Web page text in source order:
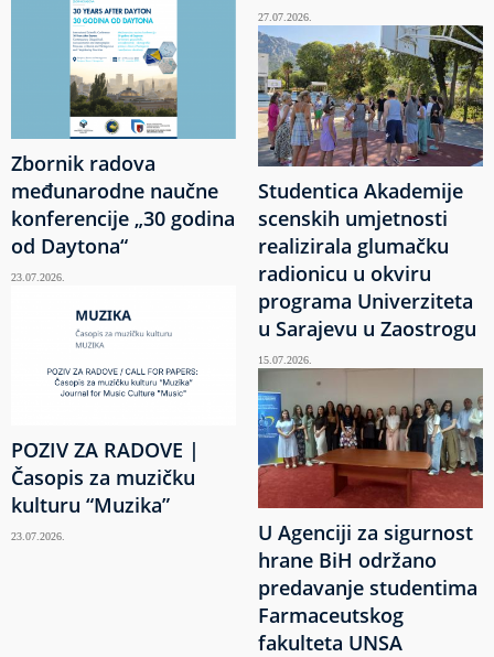
Zbornik radova
međunarodne naučne
konferencije „30 godina
od Daytona“
23.07.2026.
POZIV ZA RADOVE |
Časopis za muzičku
kulturu “Muzika”
23.07.2026.
27.07.2026.
Studentica Akademije
scenskih umjetnosti
realizirala glumačku
radionicu u okviru
programa Univerziteta
u Sarajevu u Zaostrogu
15.07.2026.
U Agenciji za sigurnost
hrane BiH održano
predavanje studentima
Farmaceutskog
fakulteta UNSA